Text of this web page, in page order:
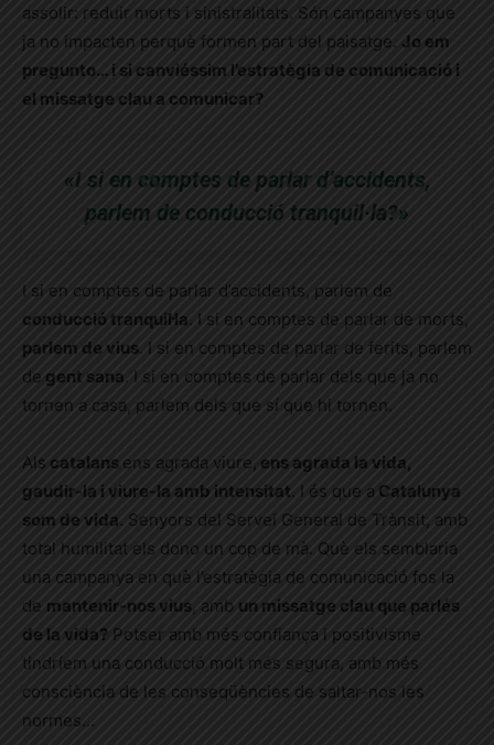
assolir: reduir morts i sinistralitats. Són campanyes que
ja no impacten perquè formen part del paisatge. Jo em
pregunto… i si canviéssim l’estratègia de comunicació i
el missatge clau a comunicar?
«I si en comptes de parlar d’accidents,
parlem de conducció tranquil·la?»
I si en comptes de parlar d’accidents, parlem de
conducció tranquil·la. I si en comptes de parlar de morts,
parlem de vius. I si en comptes de parlar de ferits, parlem
de gent sana. I si en comptes de parlar dels que ja no
tornen a casa, parlem dels que sí que hi tornen.
Als catalans ens agrada viure, ens agrada la vida,
gaudir-la i viure-la amb intensitat. I és que a Catalunya
som de vida. Senyors del Servei General de Trànsit, amb
total humilitat els dono un cop de mà. Què els semblaria
una campanya en què l’estratègia de comunicació fos la
de mantenir-nos vius , amb un missatge clau que parlés
de la vida? Potser amb més confiança i positivisme
tindríem una conducció molt més segura, amb més
consciència de les conseqüències de saltar-nos les
normes…